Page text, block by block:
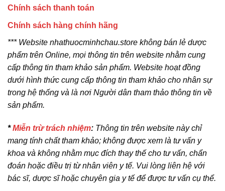
Chính sách thanh toán
Chính sách hàng chính hãng
*** Website nhathuocminhchau.store không bán lẻ dược
phẩm trên Online, mọi thông tin trên website nhằm cung
cấp thông tin tham khảo sản phẩm. Website hoạt đồng
dưới hình thức cung cấp thông tin tham khảo cho nhân sự
trong hệ thống và là nơi Người dân tham thảo thông tin về
sản phẩm.
*Miễn trừ trách nhiệm: Thông tin trên website này chỉ
mang tính chất tham khảo; không được xem là tư vấn y
khoa và không nhằm mục đích thay thế cho tư vấn, chẩn
đoán hoặc điều trị từ nhân viên y tế. Vui lòng liên hệ với
bác sĩ, dược sĩ hoặc chuyên gia y tế để được tư vấn cụ thể.